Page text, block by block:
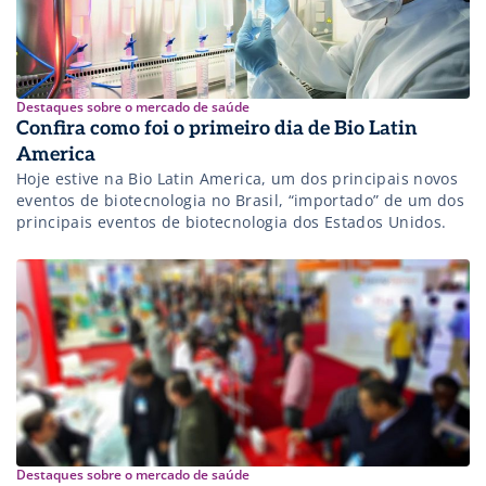
Destaques sobre o mercado de saúde
Confira como foi o primeiro dia de Bio Latin
America
Hoje estive na Bio Latin America, um dos principais novos
eventos de biotecnologia no Brasil, “importado” de um dos
principais eventos de biotecnologia dos Estados Unidos.
Destaques sobre o mercado de saúde